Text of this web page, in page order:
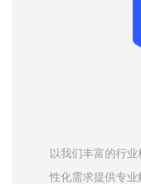
以我们丰富的行
性化需求提供专